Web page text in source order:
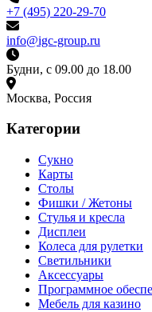
+7 (495) 220-29-70
info@igc-group.ru
Будни, с 09.00 до 18.00
Москва, Россия
Категории
Сукно
Карты
Столы
Фишки / Жетоны
Стулья и кресла
Дисплеи
Колеса для рулетки
Светильники
Аксессуары
Программное
Мебель для казино